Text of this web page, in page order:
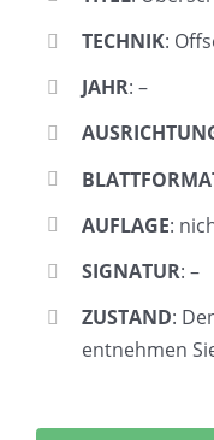
TECHNIK:
JAHR: –
AUFLAGE:
SIGNATUR: –
ZUSTAND:
entnehmen